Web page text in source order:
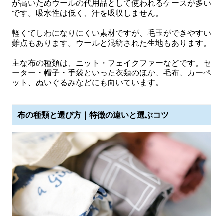
が高いためウールの代用品として使われるケースが多い
です。吸水性は低く、汗を吸収しません。
軽くてしわになりにくい素材ですが、毛玉ができやすい
難点もあります。ウールと混紡された生地もあります。
主な布の種類は、ニット・フェイクファーなどです。セ
ーター・帽子・手袋といった衣類のほか、毛布、カーペ
ット、ぬいぐるみなどにも向いています。
布の種類と選び方｜特徴の違いと選ぶコツ